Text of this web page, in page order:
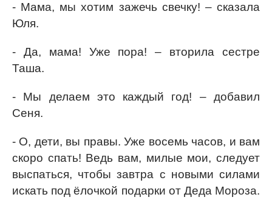
- Мама, мы хотим зажечь свечку! – сказала
Юля.
- Да, мама! Уже пора! – вторила сестре
Таша.
- Мы делаем это каждый год! – добавил
Сеня.
- О, дети, вы правы. Уже восемь часов, и вам
скоро спать! Ведь вам, милые мои, следует
выспаться, чтобы завтра с новыми силами
искать под ёлочкой подарки от Деда Мороза.